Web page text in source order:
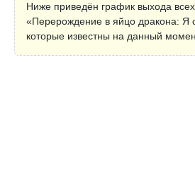
Ниже приведён график выхода
«Перерождение в яйцо дракона: Я
которые известны на данный